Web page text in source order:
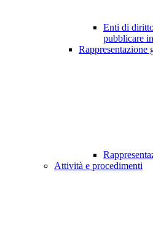
Enti di
pubblicare
Rappresentazione
Attività e procedimenti